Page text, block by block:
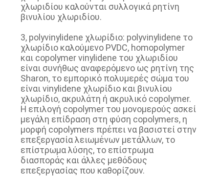
χλωριδίου καλούνται συλλογικά ρητίνη
βινυλίου χλωριδίου.
3, polyvinylidene χλωρίδιο: polyvinylidene το
χλωρίδιο καλούμενο PVDC, homopolymer
και copolymer vinylidene του χλωριδίου
είναι συνήθως αναφερόμενο ως ρητίνη της
Sharon, το εμπορικό πολυμερές σώμα του
είναι vinylidene χλωρίδιο και βινυλίου
χλωρίδιο, ακρυλάτη ή ακρυλικό copolymer.
Η επιλογή copolymer του μονομερούς ασκεί
μεγάλη επίδραση στη φύση copolymers, η
μορφή copolymers πρέπει να βασιστεί στην
επεξεργασία λειωμένων μετάλλων, το
επίστρωμα λύσης, το επίστρωμα
διασποράς και άλλες μεθόδους
επεξεργασίας που καθορίζουν.